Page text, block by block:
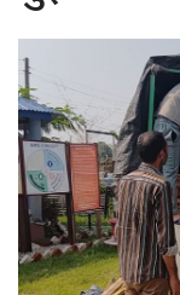
राजनीति
राष्ट्रिय
खेलकुद
स्वास्थ्य